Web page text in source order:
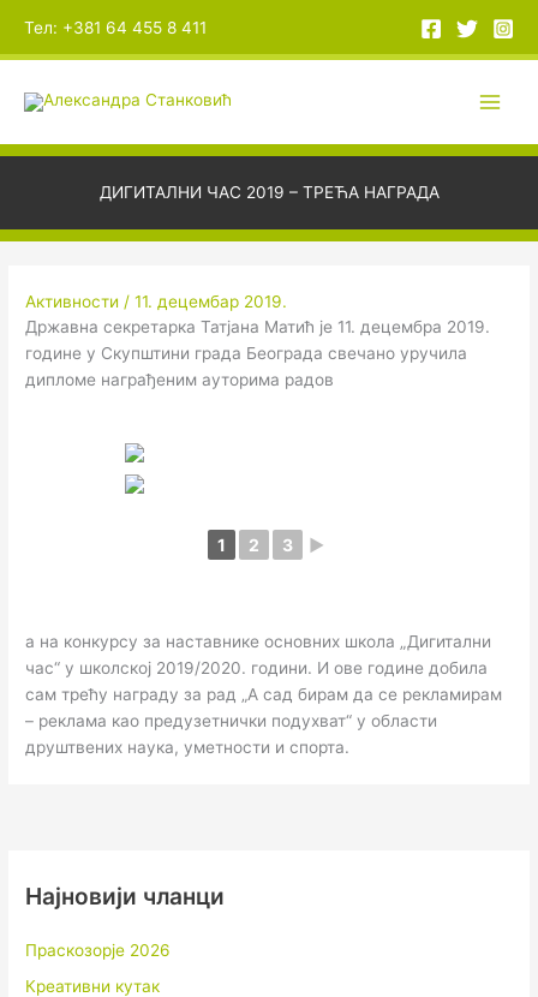
садржај
Тел: +381 64 455 8 411
ДИГИТАЛНИ ЧАС 2019 – ТРЕЋА НАГРАДА
Активности /11. децембар 2019.
Државна секретарка Татјана Матић је 11. децембра 2019.
године у Скупштини града Београда свечано уручила
дипломе награђеним ауторима радов
1 2 3 ►
а на конкурсу за наставнике основних школа „Дигитални
час“ у школској 2019/2020. години. И ове године добила
сам трећу награду за рад „А сад бирам да се рекламирам
– реклама као предузетнички подухват“ у области
друштвених наука, уметности и спорта.
Најновији чланци
Праскозорје 2026
Креативни кутак
и
в